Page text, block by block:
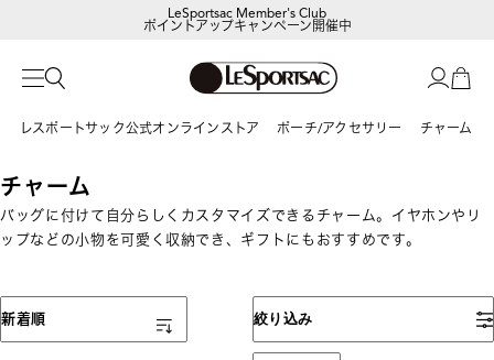
【DORAEMON SHOP IN SHOP】
ポイントアップキャンペーン開催中
レスポートサック公式オンラインストア ポーチ/アクセサリー チャーム
チャーム
バッグに付けて自分らしくカスタマイズできるチャーム。イヤホンやリ
ップなどの小物を可愛く収納でき、ギフトにもおすすめです。
絞り込み
表示順
新着順